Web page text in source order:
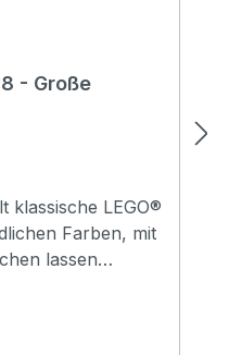
- Große
klassische LEGO®
Farben, mit
lassen